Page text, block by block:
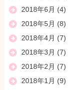
2018年6月 (4)
2018年5月 (8)
2018年4月 (7)
2018年3月 (7)
2018年2月 (7)
2018年1月 (9)